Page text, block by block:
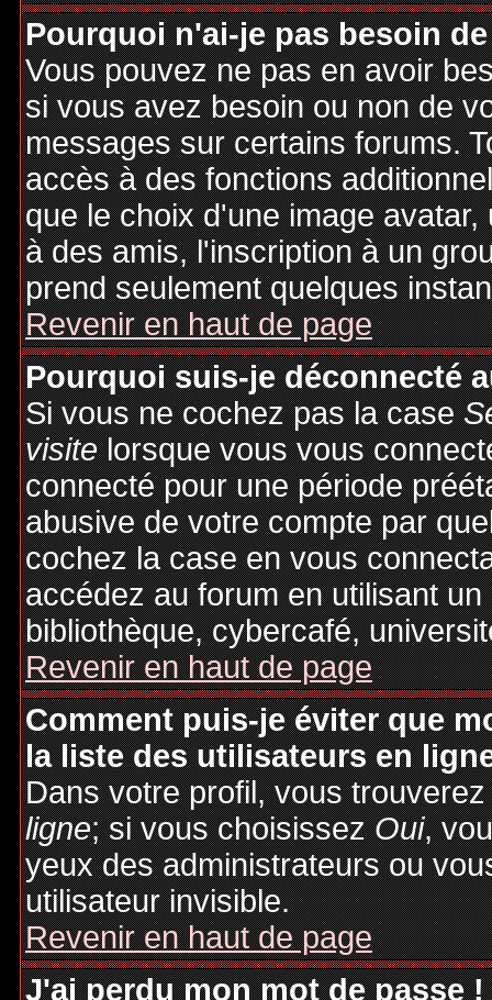
Pourquoi n'ai-je pas besoin
Vous pouvez ne pas en avoir
si vous avez besoin ou non de
messages sur certains forums.
accès à des fonctions
que le choix d'une image
à des amis, l'inscription à un
prend seulement quelques
Revenir en haut de page
Pourquoi suis-je déconnecté
Si vous ne cochez pas la case
visitelorsque vous vous
connecté pour une période
abusive de votre compte par
cochez la case en vous
accédez au forum en utilisant
bibliothèque, cybercafé,
Revenir en haut de page
Comment puis-je éviter que
la liste des utilisateurs en
Dans votre profil, vous
ligne; si vous choisissezOui,
yeux des administrateurs ou
utilisateur invisible.
Revenir en haut de page
J'ai perdu mon mot de passe !